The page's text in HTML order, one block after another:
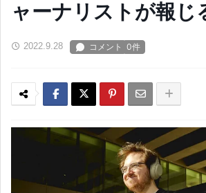
ャーナリストが報じ
2022.9.28